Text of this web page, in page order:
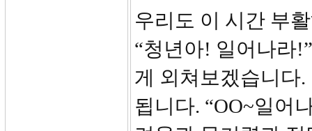
우리도 이 시간 부
“청년아! 일어나라
게 외쳐보겠습니다
됩니다. “OO~일어